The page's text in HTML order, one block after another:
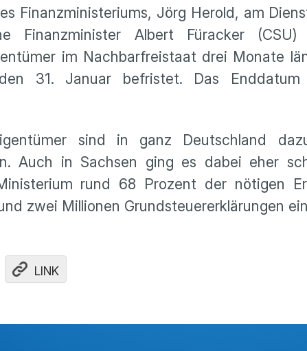
Finanzministeriums, Jörg Herold, am
Finanzminister Albert Füracker (CSU)
im Nachbarfreistaat drei Monate
31. Januar befristet. Das
sind in ganz Deutschland
Auch in Sachsen ging es dabei eher
rund 68 Prozent der nötigen
zwei Millionen Grundsteuererklärungen
LINK